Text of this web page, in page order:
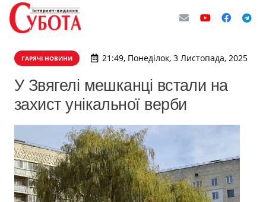
ГАРЯЧІ НОВИНИ 21:49, Понеділок, 3 Листопада, 2025
У Звягелі мешканці встали на
захист унікальної верби